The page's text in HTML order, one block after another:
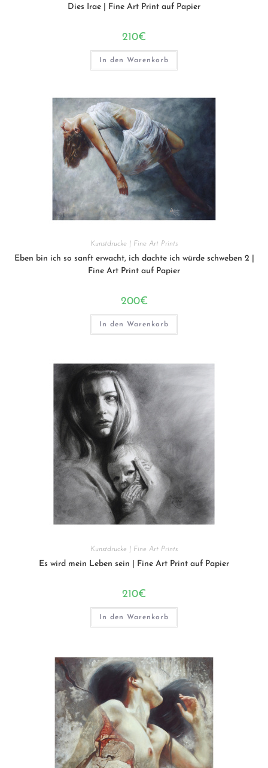
Dies Irae | Fine Art Print auf Papier
210€
In den Warenkorb
Kunstdrucke | Fine Art Prints
Eben bin ich so sanft erwacht, ich dachte ich würde schweben 2 |
Fine Art Print auf Papier
200€
In den Warenkorb
Kunstdrucke | Fine Art Prints
Es wird mein Leben sein | Fine Art Print auf Papier
210€
In den Warenkorb